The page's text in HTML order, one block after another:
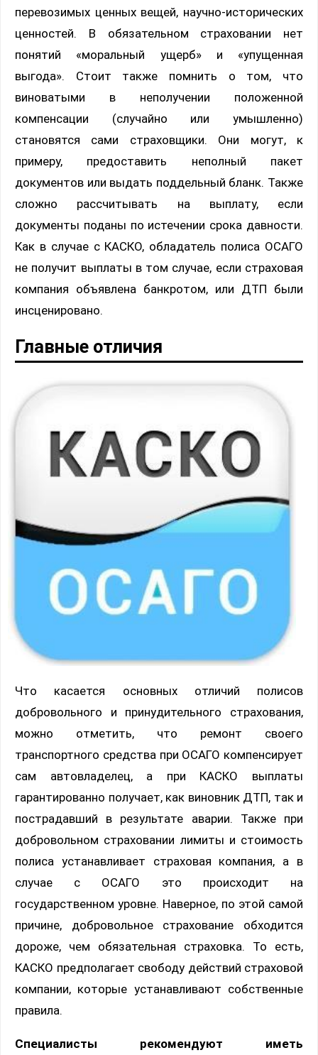
перевозимых ценных вещей, научно-исторических
ценностей. В обязательном страховании нет
понятий «моральный ущерб» и «упущенная
выгода». Стоит также помнить о том, что
виноватыми в неполучении положенной
компенсации (случайно или умышленно)
становятся сами страховщики. Они могут, к
примеру, предоставить неполный пакет
документов или выдать поддельный бланк. Также
сложно рассчитывать на выплату, если
документы поданы по истечении срока давности.
Как в случае с КАСКО, обладатель полиса ОСАГО
не получит выплаты в том случае, если страховая
компания объявлена банкротом, или ДТП были
инсценировано.
Главные отличия
Что касается основных отличий полисов
добровольного и принудительного страхования,
можно отметить, что ремонт своего
транспортного средства при ОСАГО компенсирует
сам автовладелец, а при КАСКО выплаты
гарантированно получает, как виновник ДТП, так и
пострадавший в результате аварии. Также при
добровольном страховании лимиты и стоимость
полиса устанавливает страховая компания, а в
случае с ОСАГО это происходит на
государственном уровне. Наверное, по этой самой
причине, добровольное страхование обходится
дороже, чем обязательная страховка. То есть,
КАСКО предполагает свободу действий страховой
компании, которые устанавливают собственные
правила.
Специалисты рекомендуют иметь